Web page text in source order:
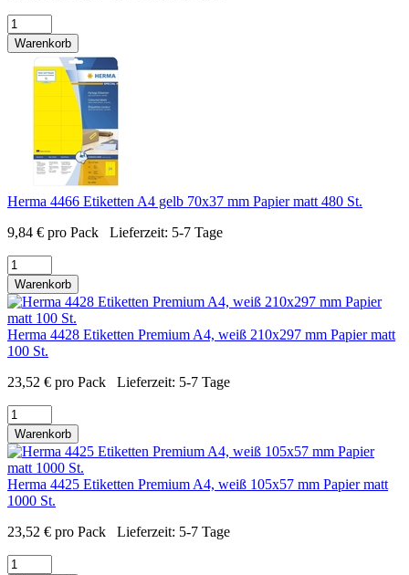
Warenkorb
Herma 4466 Etiketten A4 gelb 70x37 mm Papier matt 480 St.
9,84 € pro Pack Lieferzeit: 5-7 Tage
Warenkorb
Herma 4428 Etiketten Premium A4, weiß 210x297 mm Papier matt
100 St.
23,52 € pro Pack Lieferzeit: 5-7 Tage
Warenkorb
Herma 4425 Etiketten Premium A4, weiß 105x57 mm Papier matt
1000 St.
23,52 € pro Pack Lieferzeit: 5-7 Tage